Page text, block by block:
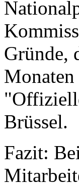
Gründe,
Monaten
Brüssel.
Fazit: